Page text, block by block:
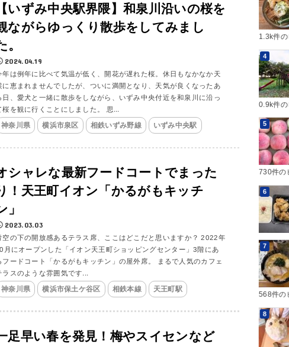
いずみ中央駅界隈】和泉川沿いの桜を
ながらゆっくり散歩をしてみまし
。
2024.04.19
年は例年に比べて気温が低く、開花が遅れた桜。休日もなかなか天
に恵まれませんでしたが、ついに満開となり、天気が良くなったあ
日、愛犬と一緒に散歩をしながら、いずみ中央付近を和泉川に沿っ
桜を観に行くことにしました。 思...
神奈川県 横浜市泉区 相鉄いずみ野線 いずみ中央駅
シャレな最新フードコートでまった
！天王町イオン「かるがもキッチ
」
2023.03.03
空の下の開放感あるテラス席、ここはどこだと思いますか？ 2022年
月にオープンした「イオン天王町ショッピングセンター」3階にあ
フードコート「かるがもキッチン」の屋外席。 まるで人気のカフェ
ラスのような雰囲気です...
神奈川県 横浜市保土ケ谷区 相鉄本線 天王町駅
足早い春を発見！梅やスイセンなど
1.3k件の
0.9k件の
730件の
568件の